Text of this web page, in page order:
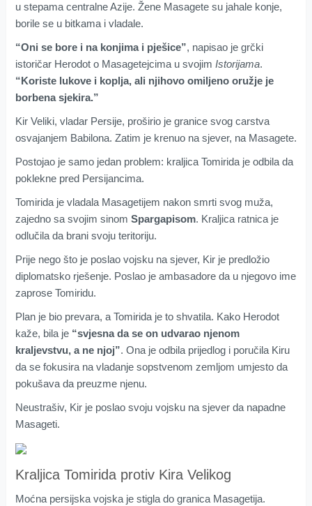
u stepama centralne Azije. Žene Masagete su jahale konje,
borile se u bitkama i vladale.
“Oni se bore i na konjima i pješice”, napisao je grčki
istoričar Herodot o Masagetejcima u svojim Istorijama.
“Koriste lukove i koplja, ali njihovo omiljeno oružje je
borbena sjekira.”
Kir Veliki, vladar Persije, proširio je granice svog carstva
osvajanjem Babilona. Zatim je krenuo na sjever, na Masagete.
Postojao je samo jedan problem: kraljica Tomirida je odbila da
poklekne pred Persijancima.
Tomirida je vladala Masagetijem nakon smrti svog muža,
zajedno sa svojim sinom Spargapisom. Kraljica ratnica je
odlučila da brani svoju teritoriju.
Prije nego što je poslao vojsku na sjever, Kir je predložio
diplomatsko rješenje. Poslao je ambasadore da u njegovo ime
zaprose Tomiridu.
Plan je bio prevara, a Tomirida je to shvatila. Kako Herodot
kaže, bila je “svjesna da se on udvarao njenom
kraljevstvu, a ne njoj”. Ona je odbila prijedlog i poručila Kiru
da se fokusira na vladanje sopstvenom zemljom umjesto da
pokušava da preuzme njenu.
Neustrašiv, Kir je poslao svoju vojsku na sjever da napadne
Masageti.
Kraljica Tomirida protiv Kira Velikog
Moćna persijska vojska je stigla do granica Masagetija.